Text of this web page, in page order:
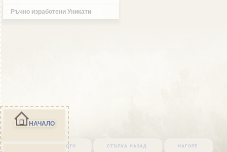
Ръчно изработени Уникати
върни се в началото стъпка назад нагоре
НАЧАЛО